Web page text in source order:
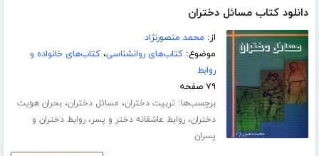
دانلود کتاب مسائل دختران
از: محمد منصورنژاد
موضوع:کتاب‌های روانشناسی،کتاب‌های خانواده و
روابط
۷۹ صفحه
برچسب‌ها: تربیت دختران، مسائل دختران،بحران هویت
دختران،روابط عاشقانه دختر و پسر،روابط دختران و
پسران